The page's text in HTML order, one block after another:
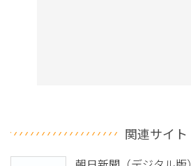
関連サイト